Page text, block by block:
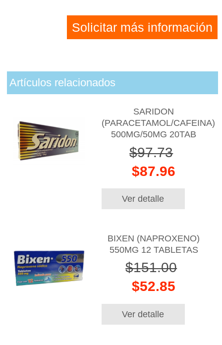
Solicitar más información
Artículos relacionados
SARIDON
(PARACETAMOL/CAFEINA)
500MG/50MG 20TAB
$97.73
$87.96
Ver detalle
BIXEN (NAPROXENO)
550MG 12 TABLETAS
$151.00
$52.85
Ver detalle